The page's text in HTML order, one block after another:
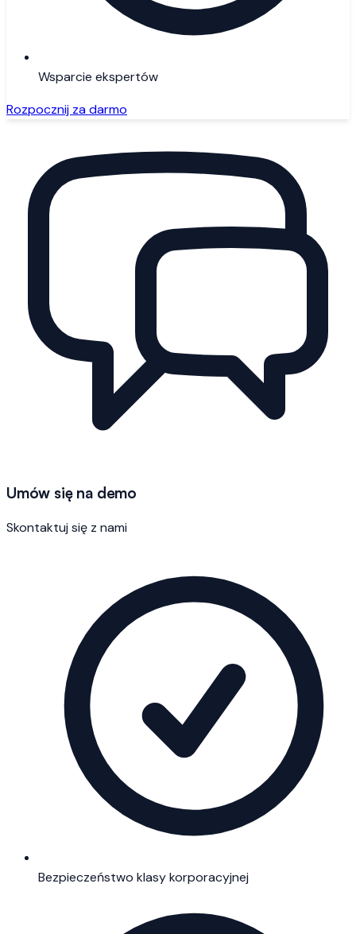
Wsparcie ekspertów
Rozpocznij za darmo
Umów się na demo
Skontaktuj się z nami
Bezpieczeństwo klasy korporacyjnej